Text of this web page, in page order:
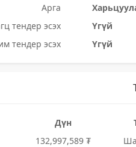
Арга
тендер эсэх
Үгүй
тендер эсэх
Үгүй
Дүн
132,997,589 ₮